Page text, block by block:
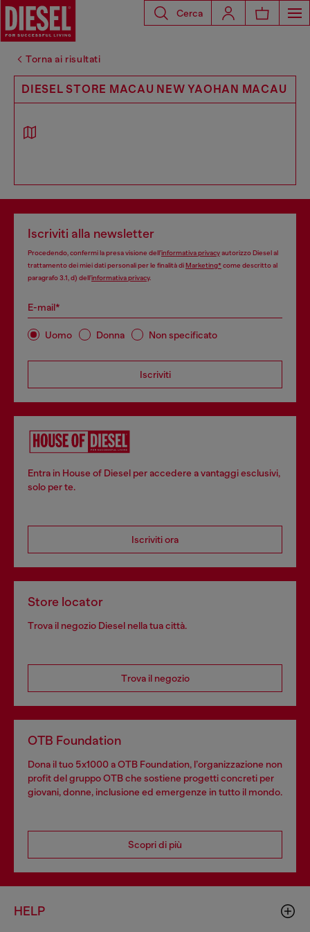
Cerca
Torna ai risultati
DIESEL STORE MACAU NEW YAOHAN MACAU
Iscriviti alla newsletter
Procedendo, confermi la presa visione dell’informativa privacyautorizzo Diesel al
trattamento dei miei dati personali per le finalità diMarketing*come descritto al
paragrafo 3.1, d) dell’informativa privacy.
E-mail*
Uomo Donna Non specificato
Iscriviti
Entra in House of Diesel per accedere a vantaggi esclusivi,
solo per te.
Iscriviti ora
Store locator
Trova il negozio Diesel nella tua città.
Trova il negozio
OTB Foundation
Dona il tuo 5x1000 a OTB Foundation, l’organizzazione non
profit del gruppo OTB che sostiene progetti concreti per
giovani, donne, inclusione ed emergenze in tutto il mondo.
Scopri di più
HELP